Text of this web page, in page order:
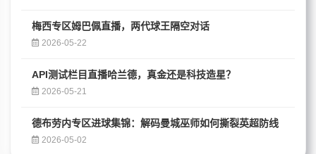
梅西专区姆巴佩直播，两代球王隔空对话
2026-05-22
API测试栏目直播哈兰德，真金还是科技造星？
2026-05-21
德布劳内专区进球集锦：解码曼城巫师如何撕裂英超防线
2026-05-02